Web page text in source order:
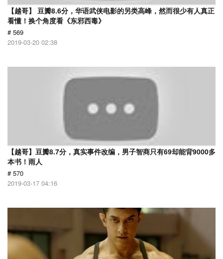
【越哥】 豆瓣8.6分，华语武侠电影的另类高峰，然而很少有人真正
看懂！换个角度看《东邪西毒》
# 569
2019-03-20 02:38
【越哥】豆瓣8.7分，真实事件改编，男子智商只有69却能背9000多
本书！雨人
# 570
2019-03-17 04:16